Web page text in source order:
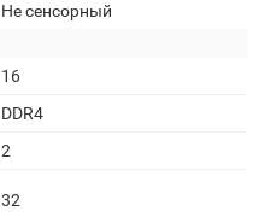
Не сенсорный
16
DDR4
2
32